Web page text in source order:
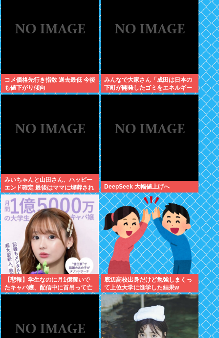
コメ価格先行き指数 過去最低 今後
も値下がり傾向
みんなで大家さん「成田は日本の
下町が開発したゴミをエネルギー
に変える技術と核融合発電を使う
みいちゃんと山田さん、ハッピー
エンド確定 最後はママに埋葬され
る
DeepSeek 大幅値上げへ
【悲報】学生なのに月1億稼いで
たキャバ嬢、配信中に首吊って亡
くなる
底辺高校出身だけど勉強しまくっ
て上位大学に進学した結果w